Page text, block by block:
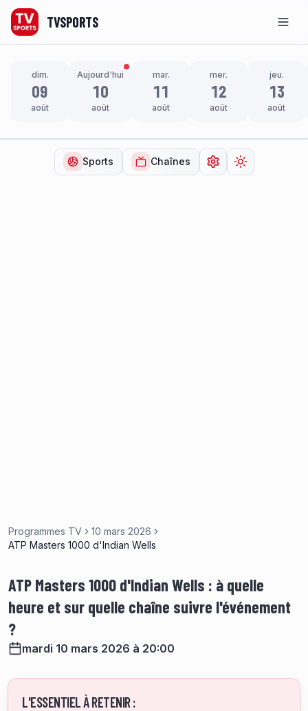
TVSPORTS
dim.
09
août
Aujourd'hui
10
août
mar.
11
août
mer.
12
août
jeu.
13
août
Sports Chaînes Ouvrir lesChanger de
Programmes TV
10 mars 2026
ATP Masters 1000 d'Indian Wells
ATP Masters 1000 d'Indian Wells : à quelle
heure et sur quelle chaîne suivre l'événement
?
mardi 10 mars 2026 à 20:00
L'ESSENTIEL À RETENIR :